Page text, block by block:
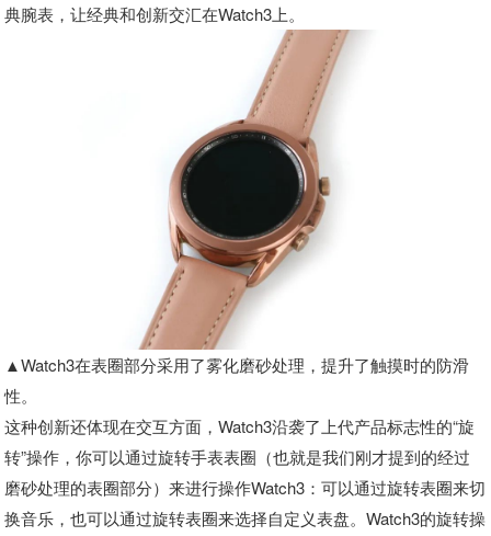
典腕表，让经典和创新交汇在Watch3上。
▲Watch3在表圈部分采用了雾化磨砂处理，提升了触摸时的防滑
性。
这种创新还体现在交互方面，Watch3沿袭了上代产品标志性的“旋
转”操作，你可以通过旋转手表表圈（也就是我们刚才提到的经过
磨砂处理的表圈部分）来进行操作Watch3：可以通过旋转表圈来切
换音乐，也可以通过旋转表圈来选择自定义表盘。Watch3的旋转操